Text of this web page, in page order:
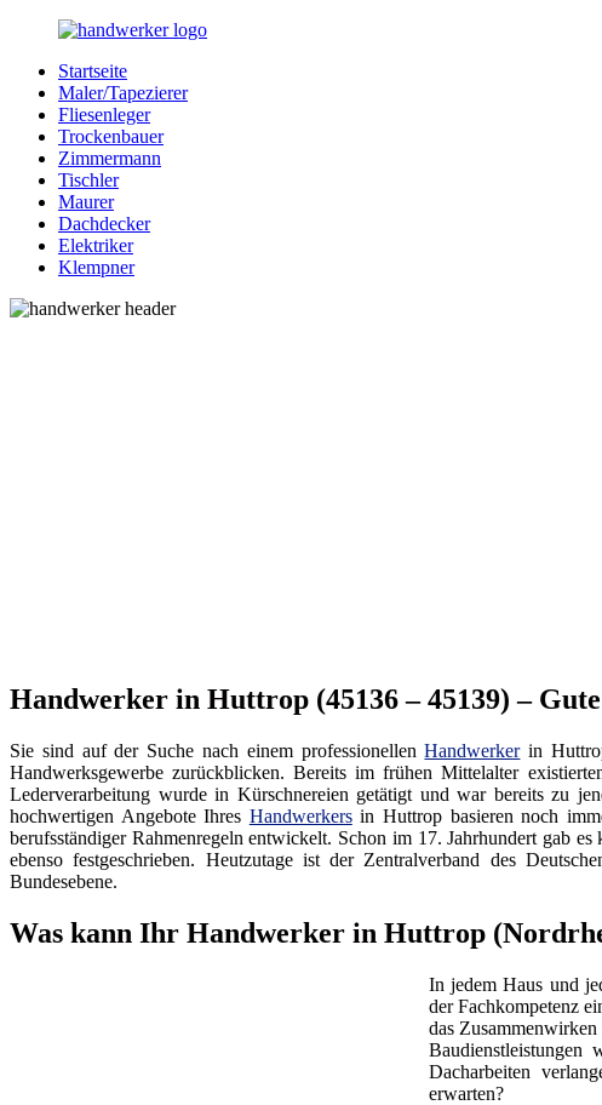
Zurück
Inhalt
Bessere-
Handwerker.de
Handwerker
Ihrer
Nähe
Startseite
Maler/Tapezierer
Fliesenleger
Trockenbauer
Zimmermann
Tischler
Maurer
Dachdecker
Elektriker
Klempner
Handwerker in Huttrop (45136 – 45139) –
Sie sind auf der Suche nach einem professionellenHandwerkerin
Handwerksgewerbe zurückblicken. Bereits im frühen Mittelalter
Lederverarbeitung wurde in Kürschnereien getätigt und war bereits zu
hochwertigen Angebote Ihres Handwerkersin Huttrop basieren noch
berufsständiger Rahmenregeln entwickelt. Schon im 17. Jahrhundert gab
ebenso festgeschrieben. Heutzutage ist der Zentralverband des
Bundesebene.
Was kann Ihr Handwerker in Huttrop
In jedem Haus und
der Fachkompetenz
das
Baudienstleistungen
Dacharbeiten
erwarten?